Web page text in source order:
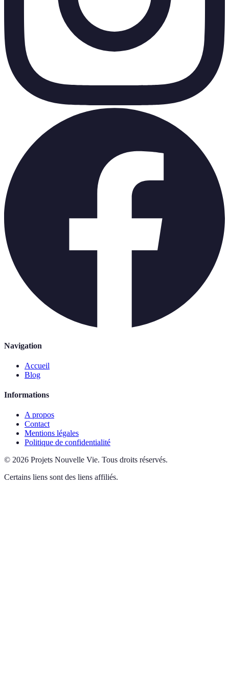
Navigation
Accueil
Blog
Informations
A propos
Contact
Mentions légales
Politique de confidentialité
© 2026 Projets Nouvelle Vie. Tous droits réservés.
Certains liens sont des liens affiliés.